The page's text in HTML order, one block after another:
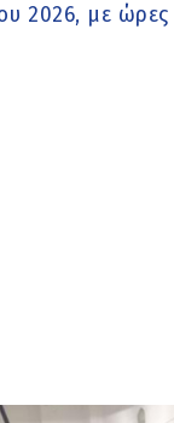
2026, με ώρες